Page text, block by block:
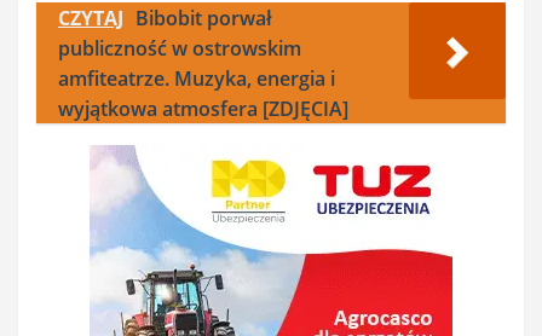
CZYTAJ Bibobit porwał
publiczność w ostrowskim
amfiteatrze. Muzyka, energia i
wyjątkowa atmosfera [ZDJĘCIA]